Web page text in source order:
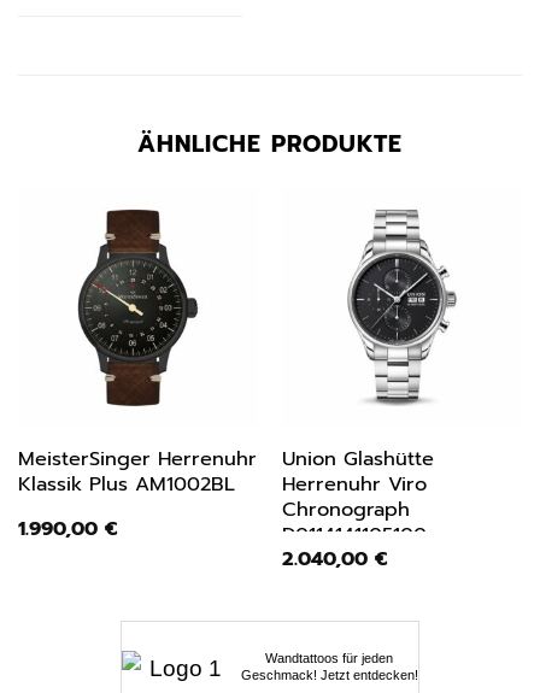
ÄHNLICHE PRODUKTE
MeisterSinger Herrenuhr
Klassik Plus AM1002BL
1.990,00 €
Union Glashütte
Herrenuhr Viro
Chronograph
D0114141105100
2.040,00 €
Wandtattoos für jeden
Geschmack! Jetzt entdecken!